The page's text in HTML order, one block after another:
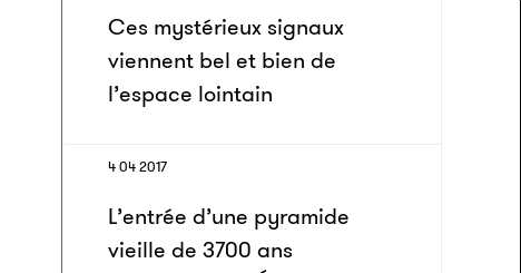
Ces mystérieux signaux
viennent bel et bien de
l’espace lointain
4 04 2017
L’entrée d’une pyramide
vieille de 3700 ans